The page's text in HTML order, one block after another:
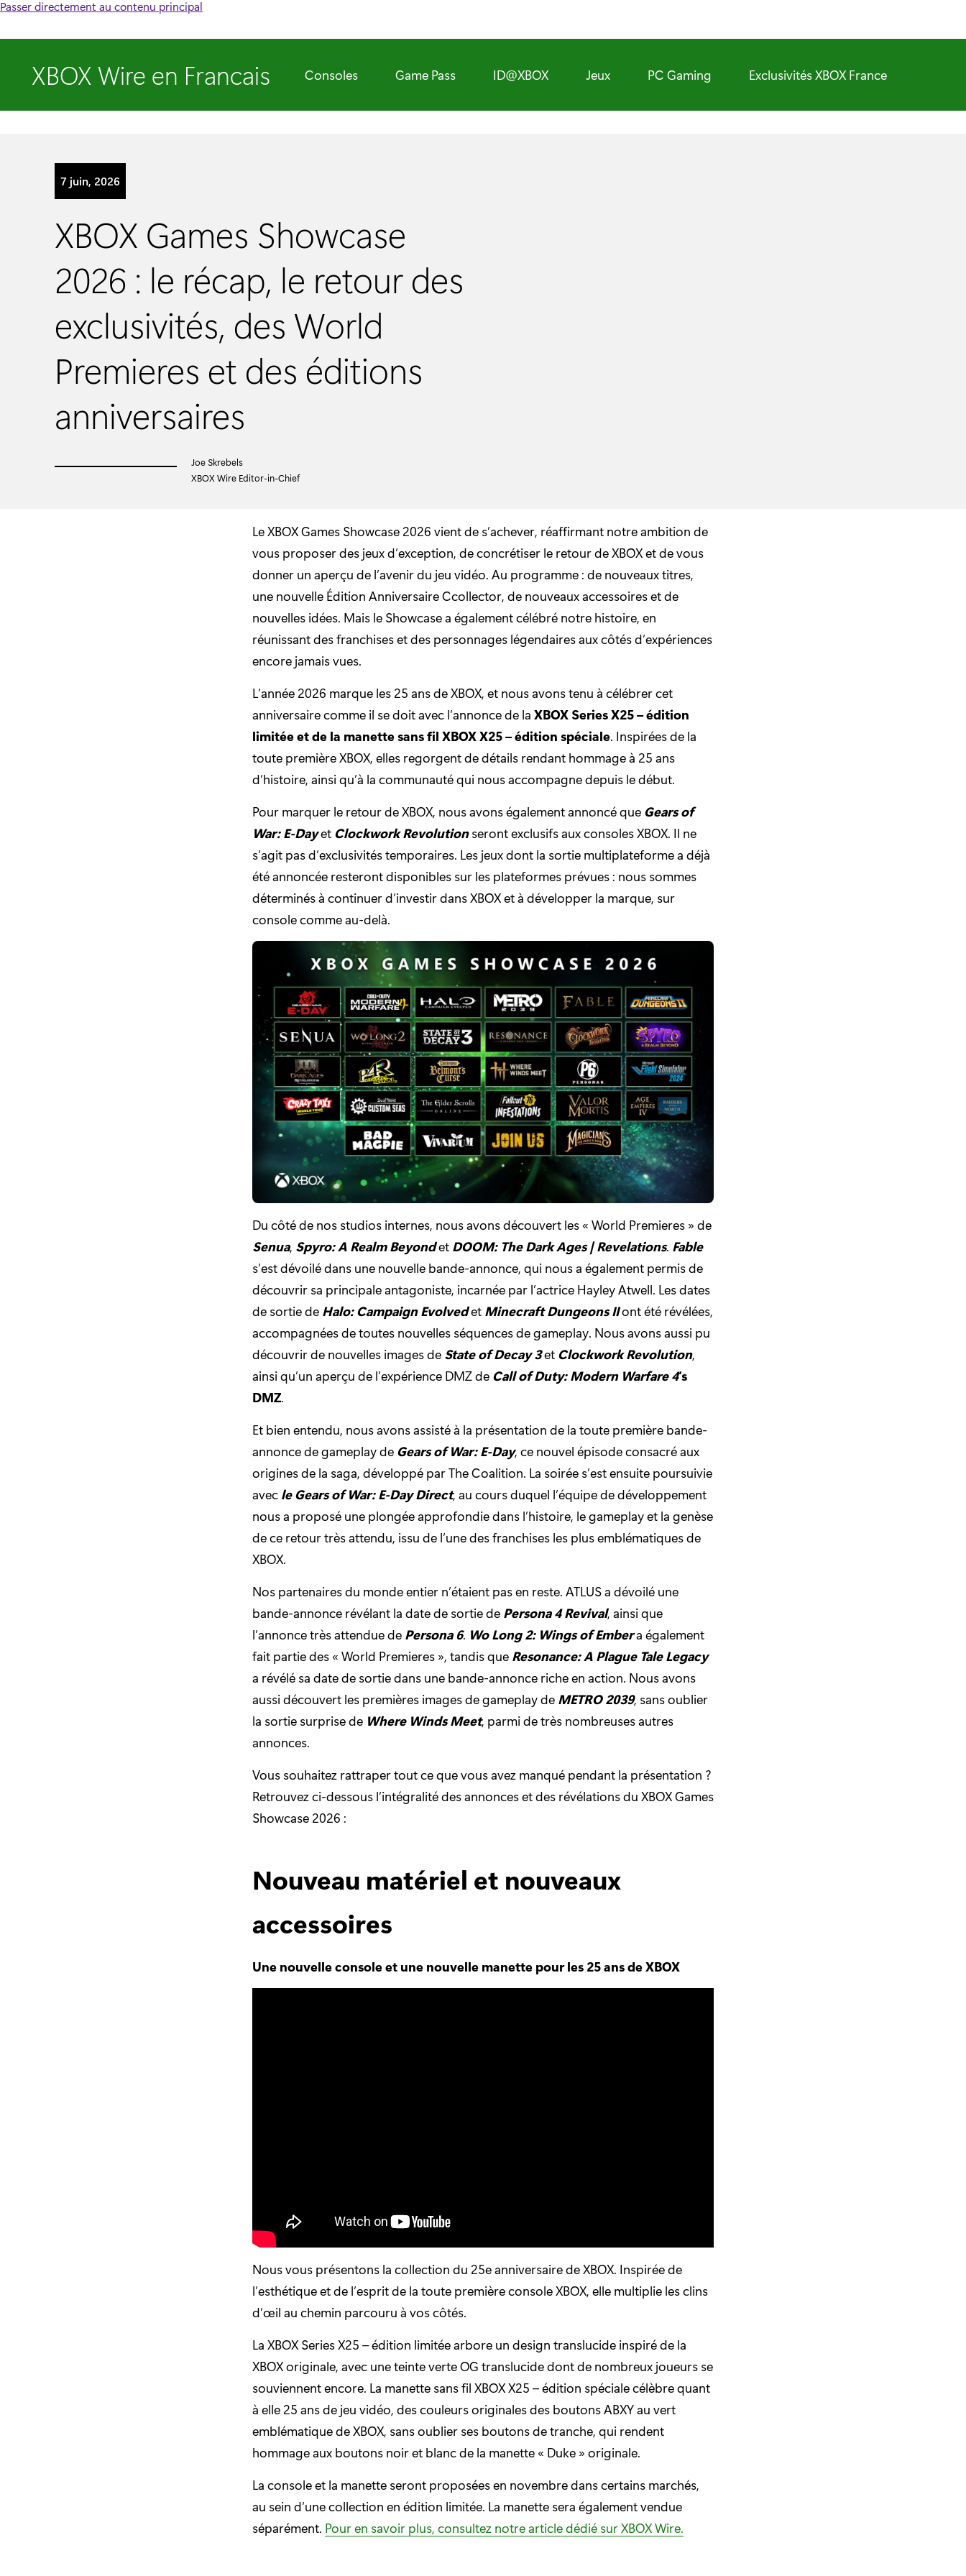
Passer directement au contenu principal
XBOX Wire en Francais Consoles Game Pass ID@XBOX Jeux PC Gaming Exclusivités XBOX France
7 juin, 2026
XBOX Games Showcase
2026 : le récap, le retour des
exclusivités, des World
Premieres et des éditions
anniversaires
Joe Skrebels
XBOX Wire Editor-in-Chief
Le XBOX Games Showcase 2026 vient de s’achever, réaffirmant notre ambition de
vous proposer des jeux d’exception, de concrétiser le retour de XBOX et de vous
donner un aperçu de l’avenir du jeu vidéo. Au programme : de nouveaux titres,
une nouvelle Édition Anniversaire Ccollector, de nouveaux accessoires et de
nouvelles idées. Mais le Showcase a également célébré notre histoire, en
réunissant des franchises et des personnages légendaires aux côtés d’expériences
encore jamais vues.
L’année 2026 marque les 25 ans de XBOX, et nous avons tenu à célébrer cet
anniversaire comme il se doit avec l’annonce de la XBOX Series X25 – édition
limitée et de la manette sans fil XBOX X25 – édition spéciale. Inspirées de la
toute première XBOX, elles regorgent de détails rendant hommage à 25 ans
d’histoire, ainsi qu’à la communauté qui nous accompagne depuis le début.
Pour marquer le retour de XBOX, nous avons également annoncé que Gears of
War: E-Dayet Clockwork Revolutionseront exclusifs aux consoles XBOX. Il ne
s’agit pas d’exclusivités temporaires. Les jeux dont la sortie multiplateforme a déjà
été annoncée resteront disponibles sur les plateformes prévues : nous sommes
déterminés à continuer d’investir dans XBOX et à développer la marque, sur
console comme au-delà.
Du côté de nos studios internes, nous avons découvert les « World Premieres » de
Senua, Spyro: A Realm Beyondet DOOM: The Dark Ages | Revelations. Fable
s’est dévoilé dans une nouvelle bande-annonce, qui nous a également permis de
découvrir sa principale antagoniste, incarnée par l’actrice Hayley Atwell. Les dates
de sortie de Halo: Campaign Evolvedet Minecraft Dungeons IIont été révélées,
accompagnées de toutes nouvelles séquences de gameplay. Nous avons aussi pu
découvrir de nouvelles images de State of Decay 3et Clockwork Revolution,
ainsi qu’un aperçu de l’expérience DMZ de Call of Duty: Modern Warfare 4‘s
DMZ.
Et bien entendu, nous avons assisté à la présentation de la toute première bande-
annonce de gameplay de Gears of War: E-Day, ce nouvel épisode consacré aux
origines de la saga, développé par The Coalition. La soirée s’est ensuite poursuivie
avec le Gears of War: E-Day Direct, au cours duquel l’équipe de développement
nous a proposé une plongée approfondie dans l’histoire, le gameplay et la genèse
de ce retour très attendu, issu de l’une des franchises les plus emblématiques de
XBOX.
Nos partenaires du monde entier n’étaient pas en reste. ATLUS a dévoilé une
bande-annonce révélant la date de sortie de Persona 4 Revival, ainsi que
l’annonce très attendue de Persona 6. Wo Long 2: Wings of Embera également
fait partie des « World Premieres », tandis que Resonance: A Plague Tale Legacy
a révélé sa date de sortie dans une bande-annonce riche en action. Nous avons
aussi découvert les premières images de gameplay de METRO 2039, sans oublier
la sortie surprise de Where Winds Meet, parmi de très nombreuses autres
annonces.
Vous souhaitez rattraper tout ce que vous avez manqué pendant la présentation ?
Retrouvez ci-dessous l’intégralité des annonces et des révélations du XBOX Games
Showcase 2026 :
Nouveau matériel et nouveaux
accessoires
Une nouvelle console et une nouvelle manette pour les 25 ans de XBOX
Nous vous présentons la collection du 25e anniversaire de XBOX. Inspirée de
l’esthétique et de l’esprit de la toute première console XBOX, elle multiplie les clins
d’œil au chemin parcouru à vos côtés.
La XBOX Series X25 – édition limitée arbore un design translucide inspiré de la
XBOX originale, avec une teinte verte OG translucide dont de nombreux joueurs se
souviennent encore. La manette sans fil XBOX X25 – édition spéciale célèbre quant
à elle 25 ans de jeu vidéo, des couleurs originales des boutons ABXY au vert
emblématique de XBOX, sans oublier ses boutons de tranche, qui rendent
hommage aux boutons noir et blanc de la manette « Duke » originale.
La console et la manette seront proposées en novembre dans certains marchés,
au sein d’une collection en édition limitée. La manette sera également vendue
séparément. Pour en savoir plus, consultez notre article dédié sur XBOX Wire.